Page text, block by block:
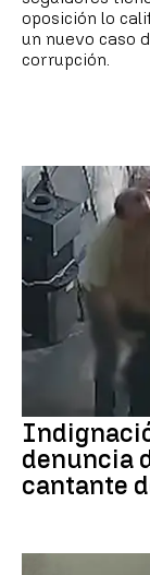
oposición lo
un nuevo caso
corrupción.
denuncia
cantante